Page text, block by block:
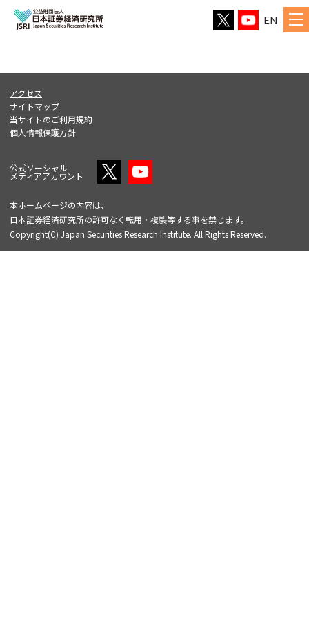
EN
アクセス
サイトマップ
当サイトのご利用規約
個人情報保護方針
公式ソーシャル
メディアアカウント
本ホームページの内容は、
日本証券経済研究所の許可なく転用・複製等する事を禁じます。
Copyright(C) Japan Securities Research Institute. All Rights Reserved.